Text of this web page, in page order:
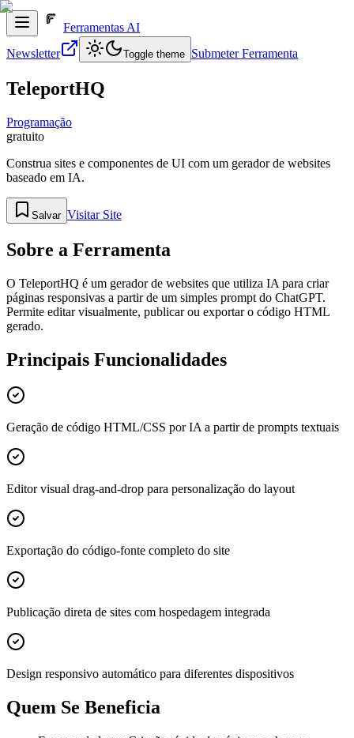
Ferramentas AI
Newsletter
Toggle theme Submeter Ferramenta
TeleportHQ
Programação
gratuito
Construa sites e componentes de UI com um gerador de websites
baseado em IA.
Salvar Visitar Site
Sobre a Ferramenta
O TeleportHQ é um gerador de websites que utiliza IA para criar
páginas responsivas a partir de um simples prompt do ChatGPT.
Permite editar visualmente, publicar ou exportar o código HTML
gerado.
Principais Funcionalidades
Geração de código HTML/CSS por IA a partir de prompts textuais
Editor visual drag-and-drop para personalização do layout
Exportação do código-fonte completo do site
Publicação direta de sites com hospedagem integrada
Design responsivo automático para diferentes dispositivos
Quem Se Beneficia